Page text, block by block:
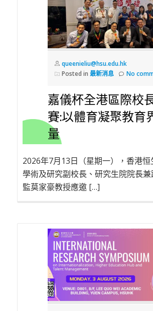
queenieliu@hsu.edu.hk
Posted in 最新消息 No
嘉儀杯全港區際校
賽:以體育凝聚教育
量
2026年7月13日（星期一），香港
學術及研究副校長、研究生院院長
監莫家豪教授應邀 […]